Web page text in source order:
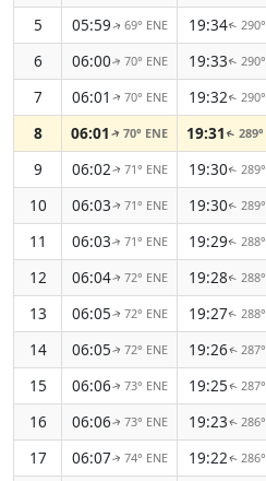
5
05:59↑ 69° ENE 19:34↑
6
06:00↑ 70° ENE 19:33↑
7
06:01 ↑ 70° ENE 19:32↑
8
06:01 ↑70° ENE 19:31 ↑
9
06:02↑ 71° ENE 19:30↑
10
06:03↑ 71° ENE 19:30↑
11
06:03↑ 71° ENE 19:29↑
12
06:04↑ 72° ENE 19:28↑
13
06:05↑ 72° ENE 19:27↑
14
06:05↑ 72° ENE 19:26↑
15
06:06↑ 73° ENE 19:25↑
16
06:06↑ 73° ENE 19:23↑
17
06:07↑ 74° ENE 19:22↑